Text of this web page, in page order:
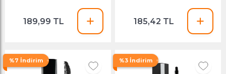
189,99 TL 185,42 TL
%7 İndirim %3 İndirim